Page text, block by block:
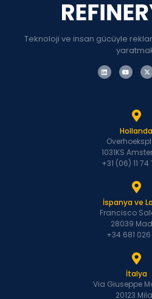
Teknoloji ve insan gücüyle
Hollanda
1031KS
+31 (06) 11
İspanya ve
Francisco
28039
+34 681
İtalya
Via Giuseppe
20123